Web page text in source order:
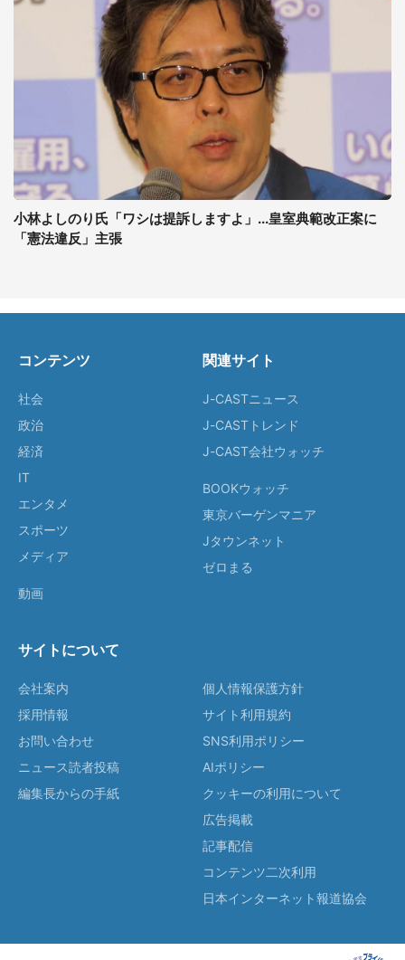
小林よしのり氏「ワシは提訴しますよ」...皇室典範改正案に
「憲法違反」主張
コンテンツ
社会
政治
経済
IT
エンタメ
スポーツ
メディア
動画
関連サイト
J-CASTニュース
J-CASTトレンド
J-CAST会社ウォッチ
BOOKウォッチ
東京バーゲンマニア
Jタウンネット
ゼロまる
サイトについて
会社案内
採用情報
お問い合わせ
ニュース読者投稿
編集長からの手紙
個人情報保護方針
サイト利用規約
SNS利用ポリシー
AIポリシー
クッキーの利用について
広告掲載
記事配信
コンテンツ二次利用
日本インターネット報道協会